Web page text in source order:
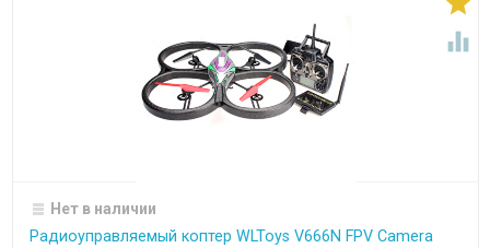

Нет в наличии
Радиоуправляемый коптер WLToys V666N FPV Camera